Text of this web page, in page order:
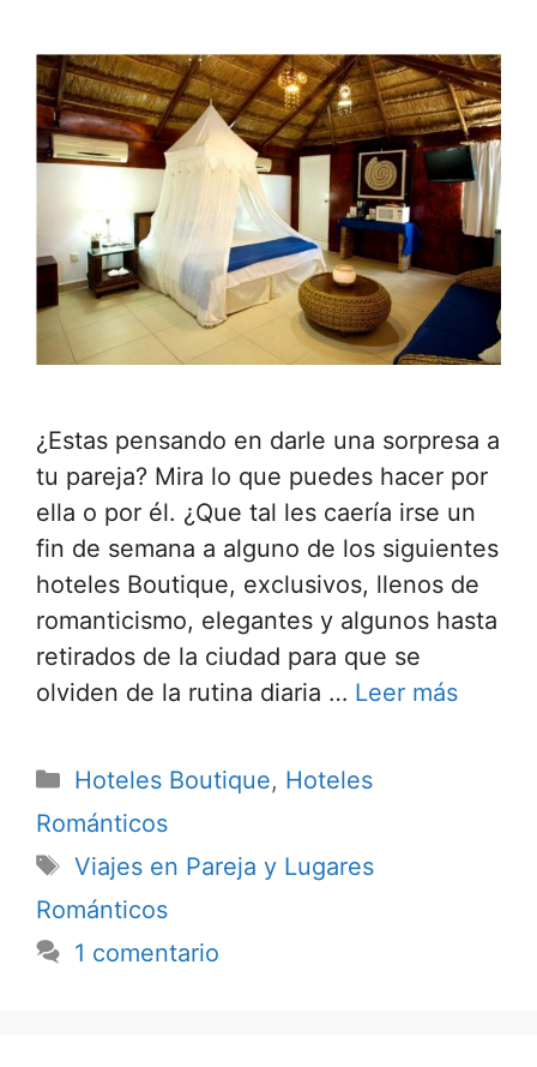
¿Estas pensando en darle una sorpresa a
tu pareja? Mira lo que puedes hacer por
ella o por él. ¿Que tal les caería irse un
fin de semana a alguno de los siguientes
hoteles Boutique, exclusivos, llenos de
romanticismo, elegantes y algunos hasta
retirados de la ciudad para que se
olviden de la rutina diaria … Leer más
Categorías
Hoteles Boutique, Hoteles
Románticos
Etiquetas
Viajes en Pareja y Lugares
Románticos
1 comentario